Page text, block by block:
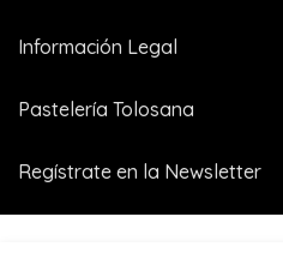
Información Legal
Pastelería Tolosana
Regístrate en la Newsletter